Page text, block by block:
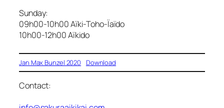
Sunday:
09h00-10h00 Aïki-Toho-Ïaïdo
10h00-12h00 Aïkido
Jan Max Bunzel 2020 Download
Contact: